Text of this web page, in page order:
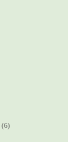
(6)